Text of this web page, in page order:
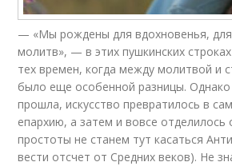
— «Мы рождены для вдохновенья, для
молитв», — в этих пушкинских
тех времен, когда между молитвой и
было еще особенной разницы.
прошла, искусство превратилось в
епархию, а затем и вовсе отделилось
простоты не станем тут касаться
вести отсчет от Средних веков). Не